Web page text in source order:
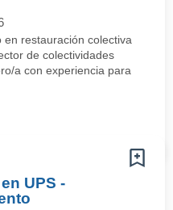
restauración colectiva
de colectividades
a con experiencia para
UPS -